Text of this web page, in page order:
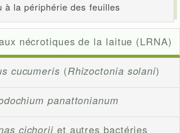
à la périphérie des feuilles
nécrotiques de la laitue (LRNA)
cucumeris (Rhizoctonia solani)
panattonianum
cichorii et autres bactéries